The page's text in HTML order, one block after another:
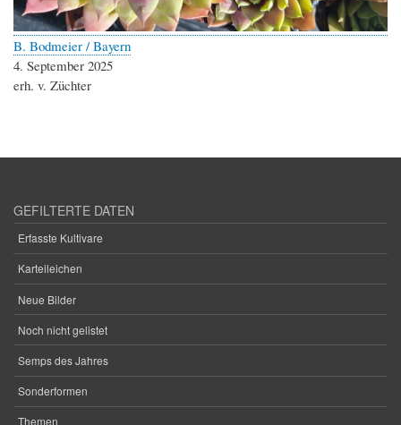
B. Bodmeier / Bayern
4. September 2025
erh. v. Züchter
GEFILTERTE DATEN
Erfasste Kultivare
Karteileichen
Neue Bilder
Noch nicht gelistet
Semps des Jahres
Sonderformen
Themen